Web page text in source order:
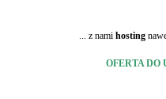
... z nami hosting
OFERTA DO